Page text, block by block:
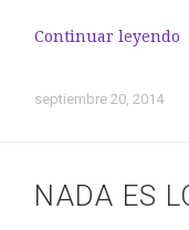
Lidia
Lidia
María Luisa
Continuar leyendo
septiembre 20, 2014
NADA ES